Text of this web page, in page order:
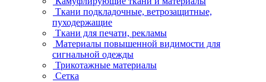
Ткани подкладочные, ветрозащитные,
пуходержащие
Ткани для печати, рекламы
Материалы повышенной видимости для
сигнальной одежды
Трикотажные материалы
Сетка